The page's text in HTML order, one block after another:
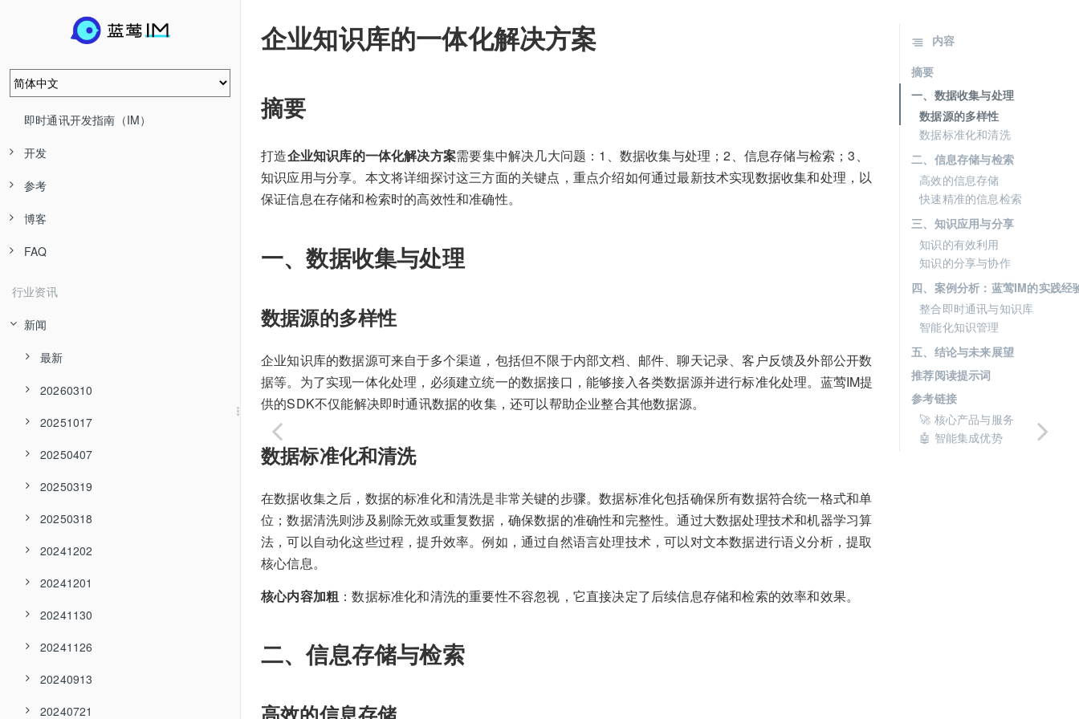
即时通讯开发指南（IM）
开发
参考
博客
FAQ
行业资讯
新闻
最新
20260310
20251017
20250407
20250319
20250318
20241202
20241201
20241130
20241126
20240913
20240721
企业知识库的一体化解决方案
摘要
打造企业知识库的一体化解决方案需要集中解决几大问题：1、数据收集与处理；2、信息存储与检索；3、
知识应用与分享。本文将详细探讨这三方面的关键点，重点介绍如何通过最新技术实现数据收集和处理，以
保证信息在存储和检索时的高效性和准确性。
一、数据收集与处理
数据源的多样性
企业知识库的数据源可来自于多个渠道，包括但不限于内部文档、邮件、聊天记录、客户反馈及外部公开数
据等。为了实现一体化处理，必须建立统一的数据接口，能够接入各类数据源并进行标准化处理。蓝莺IM提
供的SDK不仅能解决即时通讯数据的收集，还可以帮助企业整合其他数据源。
数据标准化和清洗
在数据收集之后，数据的标准化和清洗是非常关键的步骤。数据标准化包括确保所有数据符合统一格式和单
位；数据清洗则涉及剔除无效或重复数据，确保数据的准确性和完整性。通过大数据处理技术和机器学习算
法，可以自动化这些过程，提升效率。例如，通过自然语言处理技术，可以对文本数据进行语义分析，提取
核心信息。
核心内容加粗 ：数据标准化和清洗的重要性不容忽视，它直接决定了后续信息存储和检索的效率和效果。
二、信息存储与检索
高效的信息存储
内容
摘要
一、数据收集与处理
数据源的多样性
数据标准化和清洗
二、信息存储与检索
高效的信息存储
快速精准的信息检索
三、知识应用与分享
知识的有效利用
知识的分享与协作
四、案例分析：蓝莺IM的实践经
整合即时通讯与知识库
智能化知识管理
五、结论与未来展望
推荐阅读提示词
参考链接
🚀 核心产品与服务
🤖 智能集成优势